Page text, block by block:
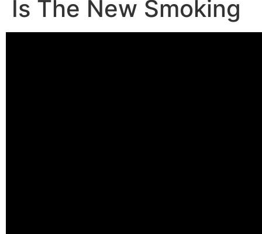
Is The New Smoking